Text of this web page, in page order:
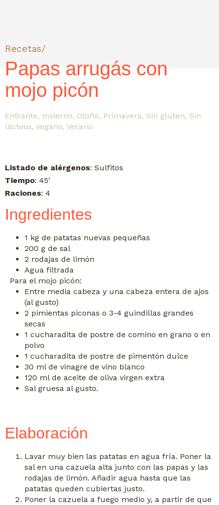
Recetas/
Papas arrugás con
mojo picón
Entrante, Invierno, Otoño, Primavera, Sin gluten, Sin
lácteos, Vegano, Verano
Listado de alérgenos: Sulfitos
Tiempo: 45′
Raciones: 4
Ingredientes
1 kg de patatas nuevas pequeñas
200 g de sal
2 rodajas de limón
Agua filtrada
Para el mojo picón:
Entre media cabeza y una cabeza entera de ajos
(al gusto)
2 pimientas piconas o 3-4 guindillas grandes
secas
1 cucharadita de postre de comino en grano o en
polvo
1 cucharadita de postre de pimentón dulce
30 ml de vinagre de vino blanco
120 ml de aceite de oliva virgen extra
Sal gruesa al gusto.
Elaboración
Lavar muy bien las patatas en agua fría. Poner la
sal en una cazuela alta junto con las papas y las
rodajas de limón. Añadir agua hasta que las
patatas queden cubiertas justo.
Poner la cazuela a fuego medio y, a partir de que